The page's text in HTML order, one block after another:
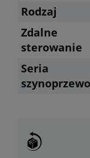
Rodzaj
Zdalne
sterowanie
Seria